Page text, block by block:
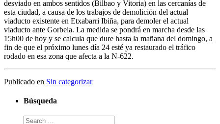
desviado en ambos sentidos (Bilbao y Vitoria) en las cercanías de
esta ciudad, a causa de los trabajos de demolición del actual
viaducto existente en Etxabarri Ibiña, para demoler el actual
viaducto ante Gorbeia. La medida se pondrá en marcha desde las
15h00 de hoy y se calcula que dure hasta la mañana del domingo, a
fin de que el próximo lunes día 24 esté ya restaurado el tráfico
rodado en esa zona que afecta a la N-622.
Publicado en Sin categorizar
Búsqueda